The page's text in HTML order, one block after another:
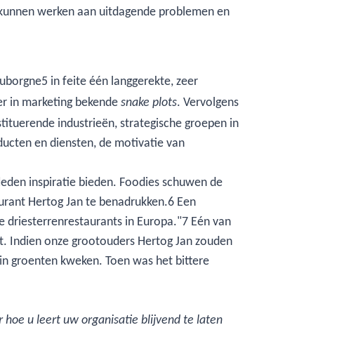
werken aan uitdagende problemen en
in feite één langgerekte, zeer
in marketing bekendesnake plots. Vervolgens
industrieën, strategische groepen in
en diensten, de motivatie van
inspiratie bieden. Foodies schuwen de
Hertog Jan te benadrukken.6 Een
in Europa."7 Eén van
Indien onze grootouders Hertog Jan zouden
groenten kweken. Toen was het bittere
hoe u leert uw organisatie blijvend te laten